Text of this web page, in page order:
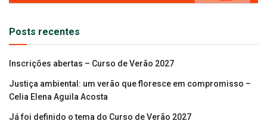
Posts recentes
Inscrições abertas – Curso de Verão 2027
Justiça ambiental: um verão que floresce em compromisso –
Celia Elena Aguila Acosta
Já foi definido o tema do Curso de Verão 2027